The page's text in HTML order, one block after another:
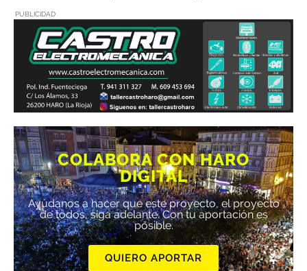
PUBLICIDAD
COLABORA CON HARO
DIGITAL
Ayúdanos a hacer que este proyecto, el proyecto
de todos, siga adelante. Con tu aportación es
posible.
QUIERO APORTAR